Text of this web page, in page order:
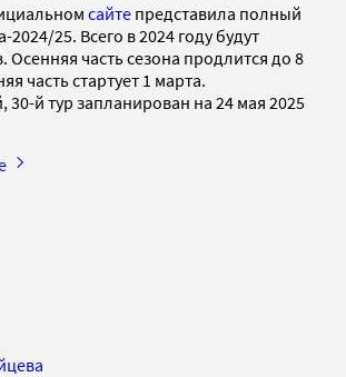
сайте представила полный
2024/25. Всего в 2024 году будут
Осенняя часть сезона продлится до 8
часть стартует 1 марта.
й тур запланирован на 24 мая 2025